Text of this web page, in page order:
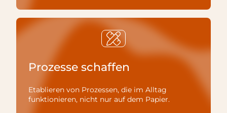
Prozesse schaffen
Etablieren von Prozessen, die im Alltag
funktionieren, nicht nur auf dem Papier.